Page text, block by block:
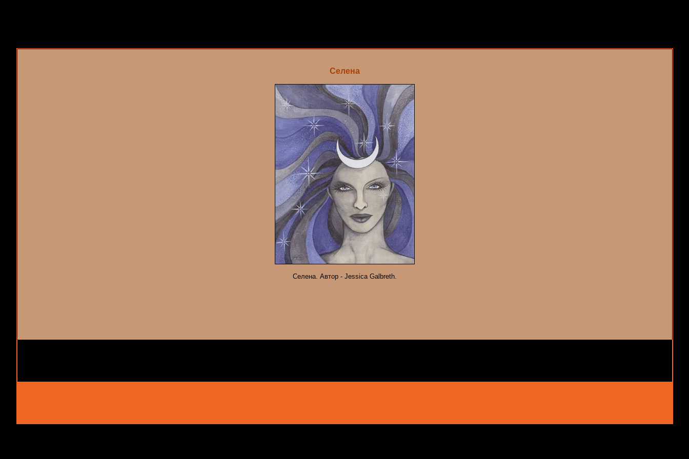
Селена
Селена. Автор - Jessica Galbreth.